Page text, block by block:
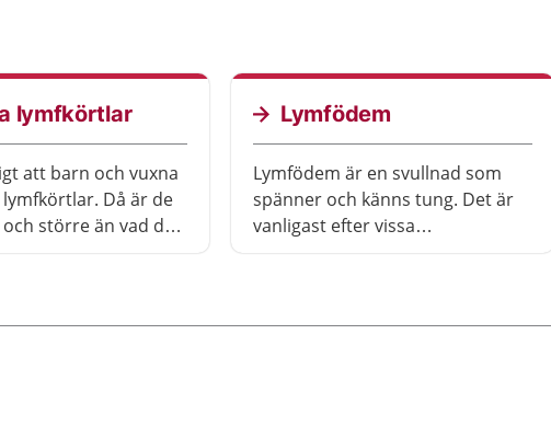
lymfkörtlar
att barn och vuxna
Då är de
större än vad de
Lymfödem
Lymfödem är en svullnad som
spänner och känns tung. Det är
vanligast efter vissa